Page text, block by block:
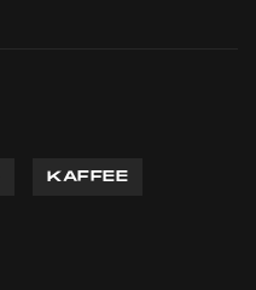
KAFFEE